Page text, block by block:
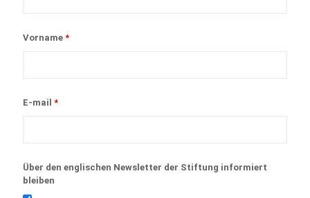
Vorname *
E-mail *
Über den englischen Newsletter der Stiftung informiert
bleiben